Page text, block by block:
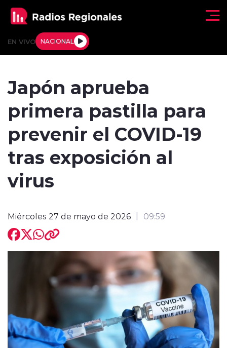
EN VIVO NACIONAL
Actualidad
Tendencias
Entrevistas
modo claro
Japón aprueba
primera pastilla para
prevenir el COVID-19
tras exposición al
virus
Miércoles 27 de mayo de 2026 09:59